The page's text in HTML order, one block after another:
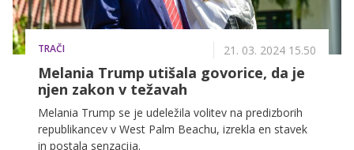
TRAČI 21. 03. 2024 15.50
Melania Trump utišala govorice, da je
njen zakon v težavah
Melania Trump se je udeležila volitev na predizborih
republikancev v West Palm Beachu, izrekla en stavek
in postala senzacija.